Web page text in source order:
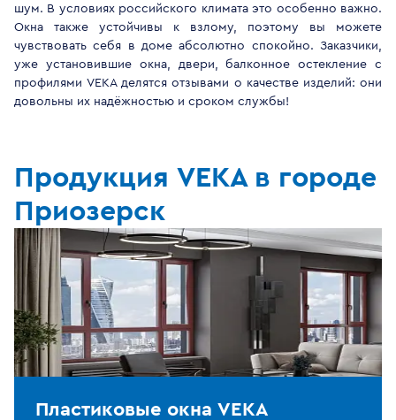
шум. В условиях российского климата это особенно важно.
Окна также устойчивы к взлому, поэтому вы можете
чувствовать себя в доме абсолютно спокойно. Заказчики,
уже установившие окна, двери, балконное остекление с
профилями VEKA делятся отзывами о качестве изделий: они
довольны их надёжностью и сроком службы!
Продукция VEKA в городе
Приозерск
Пластиковые окна VEKA